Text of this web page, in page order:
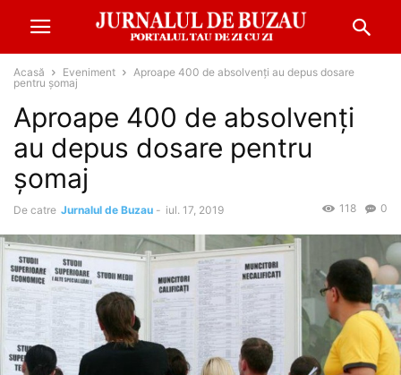
Acasă Eveniment
Aproape 400 de absolvenți au depus dosare
pentru șomaj
Aproape 400 de absolvenți
au depus dosare pentru
șomaj
De catre Jurnalul de Buzau - iul. 17, 2019 0
118